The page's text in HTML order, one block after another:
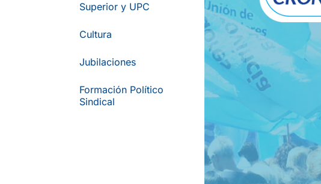
Superior y UPC
Cultura
Jubilaciones
Formación Político
Sindical